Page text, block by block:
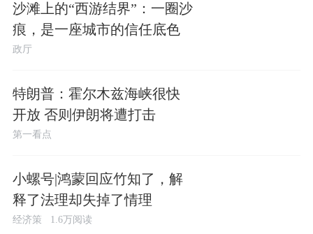
沙滩上的“西游结界”：一圈沙
痕，是一座城市的信任底色
政厅
特朗普：霍尔木兹海峡很快
开放 否则伊朗将遭打击
第一看点
小螺号|鸿蒙回应竹知了，解
释了法理却失掉了情理
经济策 1.6万阅读